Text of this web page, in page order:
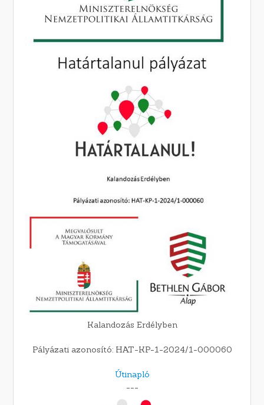
Kalandozás Erdélyben
Pályázati azonosító: HAT-KP-1-2024/1-000060
Útinapló
---